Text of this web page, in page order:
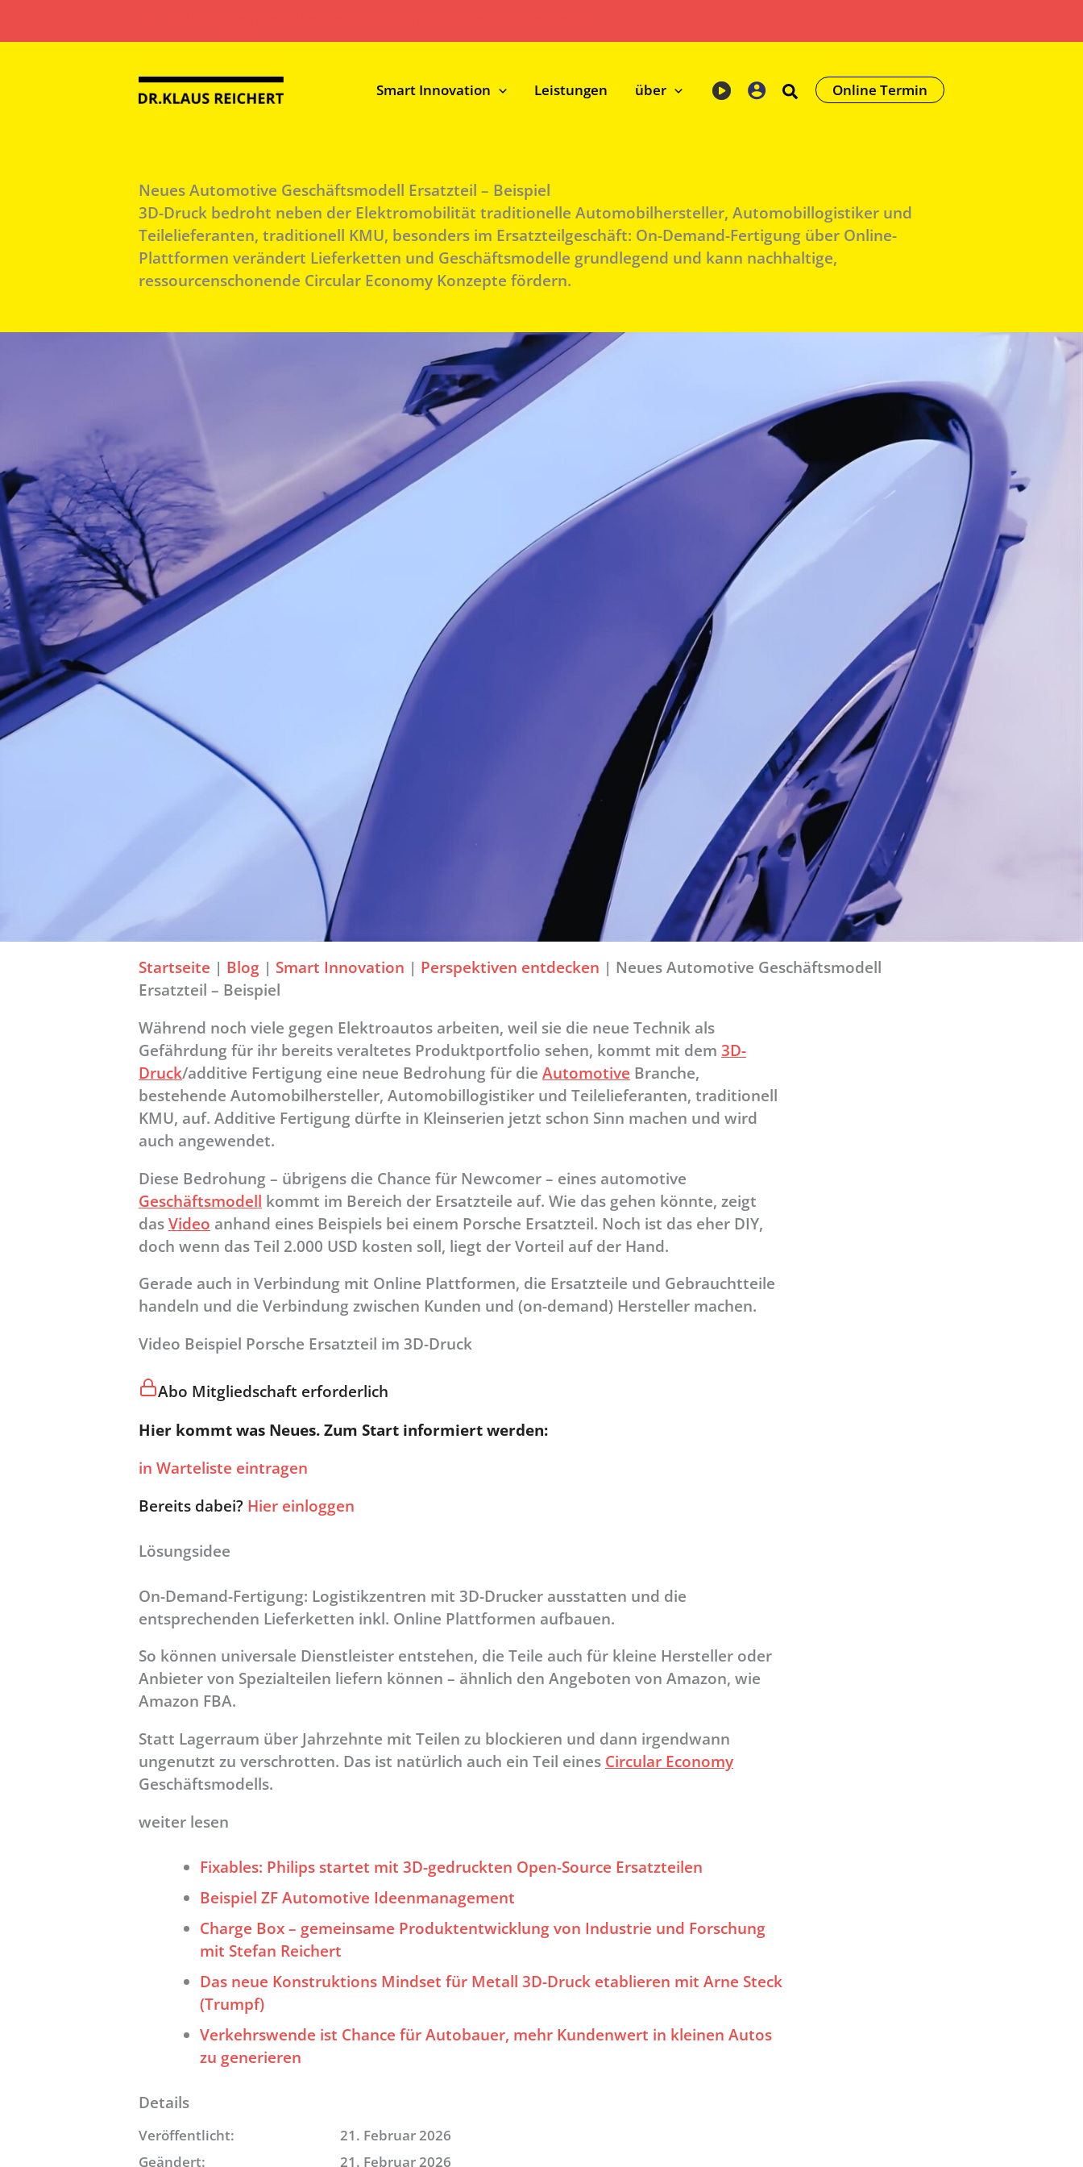
Smart Innovation Leistungen über Online Termin
Neues Automotive Geschäftsmodell Ersatzteil – Beispiel
3D-Druck bedroht neben der Elektromobilität traditionelle Automobilhersteller, Automobillogistiker und
Teilelieferanten, traditionell KMU, besonders im Ersatzteilgeschäft: On-Demand-Fertigung über Online-
Plattformen verändert Lieferketten und Geschäftsmodelle grundlegend und kann nachhaltige,
ressourcenschonende Circular Economy Konzepte fördern.
Startseite | Blog | Smart Innovation | Perspektiven entdecken | Neues Automotive Geschäftsmodell
Ersatzteil – Beispiel
Während noch viele gegen Elektroautos arbeiten, weil sie die neue Technik als
Gefährdung für ihr bereits veraltetes Produktportfolio sehen, kommt mit dem 3D-
Druck/additive Fertigung eine neue Bedrohung für die Automotive Branche,
bestehende Automobilhersteller, Automobillogistiker und Teilelieferanten, traditionell
KMU, auf. Additive Fertigung dürfte in Kleinserien jetzt schon Sinn machen und wird
auch angewendet.
Diese Bedrohung – übrigens die Chance für Newcomer – eines automotive
Geschäftsmodell kommt im Bereich der Ersatzteile auf. Wie das gehen könnte, zeigt
das Video anhand eines Beispiels bei einem Porsche Ersatzteil. Noch ist das eher DIY,
doch wenn das Teil 2.000 USD kosten soll, liegt der Vorteil auf der Hand.
Gerade auch in Verbindung mit Online Plattformen, die Ersatzteile und Gebrauchtteile
handeln und die Verbindung zwischen Kunden und (on-demand) Hersteller machen.
Video Beispiel Porsche Ersatzteil im 3D-Druck
Abo Mitgliedschaft erforderlich
Hier kommt was Neues. Zum Start informiert werden:
in Warteliste eintragen
Bereits dabei? Hier einloggen
Lösungsidee
On-Demand-Fertigung: Logistikzentren mit 3D-Drucker ausstatten und die
entsprechenden Lieferketten inkl. Online Plattformen aufbauen.
So können universale Dienstleister entstehen, die Teile auch für kleine Hersteller oder
Anbieter von Spezialteilen liefern können – ähnlich den Angeboten von Amazon, wie
Amazon FBA.
Statt Lagerraum über Jahrzehnte mit Teilen zu blockieren und dann irgendwann
ungenutzt zu verschrotten. Das ist natürlich auch ein Teil eines Circular Economy
Geschäftsmodells.
weiter lesen
Fixables: Philips startet mit 3D-gedruckten Open-Source Ersatzteilen
Beispiel ZF Automotive Ideenmanagement
Charge Box – gemeinsame Produktentwicklung von Industrie und Forschung
mit Stefan Reichert
Das neue Konstruktions Mindset für Metall 3D-Druck etablieren mit Arne Steck
(Trumpf)
Verkehrswende ist Chance für Autobauer, mehr Kundenwert in kleinen Autos
zu generieren
Details
Veröffentlicht:
21. Februar 2026
Geändert:
21. Februar 2026